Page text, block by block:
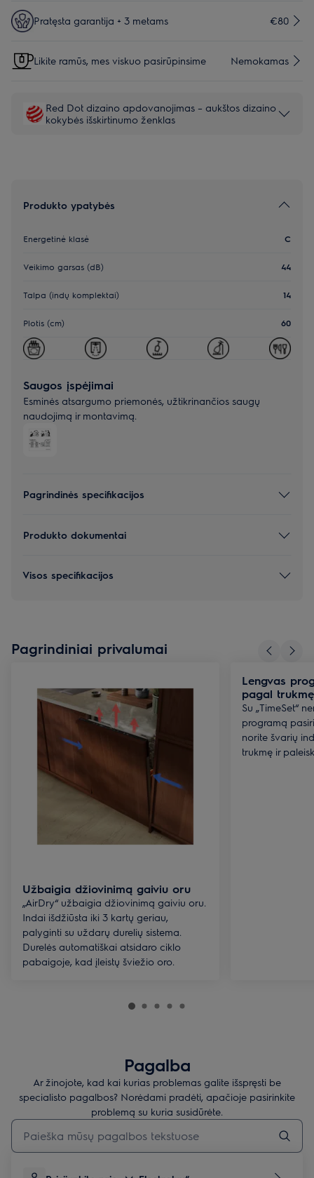
Pratęsta garantija + 3 metams €80
Likite ramūs, mes viskuo pasirūpinsime Nemokamas
Red Dot dizaino apdovanojimas – aukštos dizaino
kokybės išskirtinumo ženklas
Produkto ypatybės
Energetinė klasė C
Veikimo garsas (dB) 44
Talpa (indų komplektai) 14
Plotis (cm) 60
Saugos įspėjimai
Esminės atsargumo priemonės, užtikrinančios saugų
naudojimą ir montavimą.
Pagrindinės specifikacijos
Produkto dokumentai
Visos specifikacijos
Pagrindiniai privalumai
Užbaigia džiovinimą gaiviu oru
„AirDry“ užbaigia džiovinimą gaiviu oru.
Indai išdžiūsta iki 3 kartų geriau,
palyginti su uždarų durelių sistema.
Durelės automatiškai atsidaro ciklo
pabaigoje, kad įleistų šviežio oro.
Lengvas
pagal trukmę
Su „TimeSet“
programą
norite švarių
trukmę ir
Pagalba
Ar žinojote, kad kai kurias problemas galite išspręsti be
specialisto pagalbos? Norėdami pradėti, apačioje pasirinkite
problemą su kuria susidūrėte.
Įveskite tekstą, jei norite ieškoti pagalbinių straipsnių